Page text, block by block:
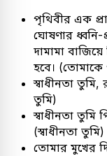
পৃথিবীর এক
ঘোষণার ধ্বনি-
দামামা
হবে। (তোমাকে
স্বাধীনতা
তুমি)
স্বাধীনতা
(স্বাধীনতা তুমি)
তোমার মুখের